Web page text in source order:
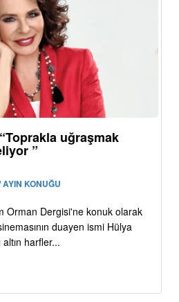
uğraşmak
”
KONUĞU
Orman Dergisi'ne konuk olarak
duayen ismi Hülya
altın harfler...